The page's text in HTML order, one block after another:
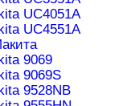
UC4051A
UC4551A
9069
9069S
9528NB